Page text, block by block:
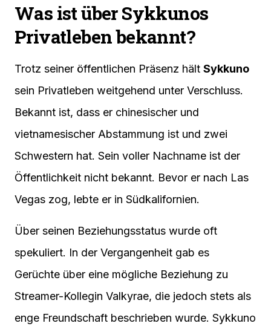
Was ist über Sykkunos
Privatleben bekannt?
Trotz seiner öffentlichen Präsenz hält Sykkuno
sein Privatleben weitgehend unter Verschluss.
Bekannt ist, dass er chinesischer und
vietnamesischer Abstammung ist und zwei
Schwestern hat. Sein voller Nachname ist der
Öffentlichkeit nicht bekannt. Bevor er nach Las
Vegas zog, lebte er in Südkalifornien.
Über seinen Beziehungsstatus wurde oft
spekuliert. In der Vergangenheit gab es
Gerüchte über eine mögliche Beziehung zu
Streamer-Kollegin Valkyrae, die jedoch stets als
enge Freundschaft beschrieben wurde. Sykkuno